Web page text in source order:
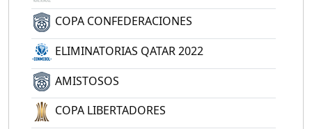
COPA CONFEDERACIONES
ELIMINATORIAS QATAR 2022
AMISTOSOS
COPA LIBERTADORES